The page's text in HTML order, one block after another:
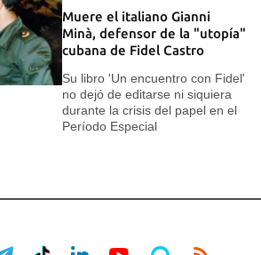
Muere el italiano Gianni
Minà, defensor de la "utopía"
cubana de Fidel Castro
Su libro 'Un encuentro con Fidel'
no dejó de editarse ni siquiera
durante la crisis del papel en el
Período Especial